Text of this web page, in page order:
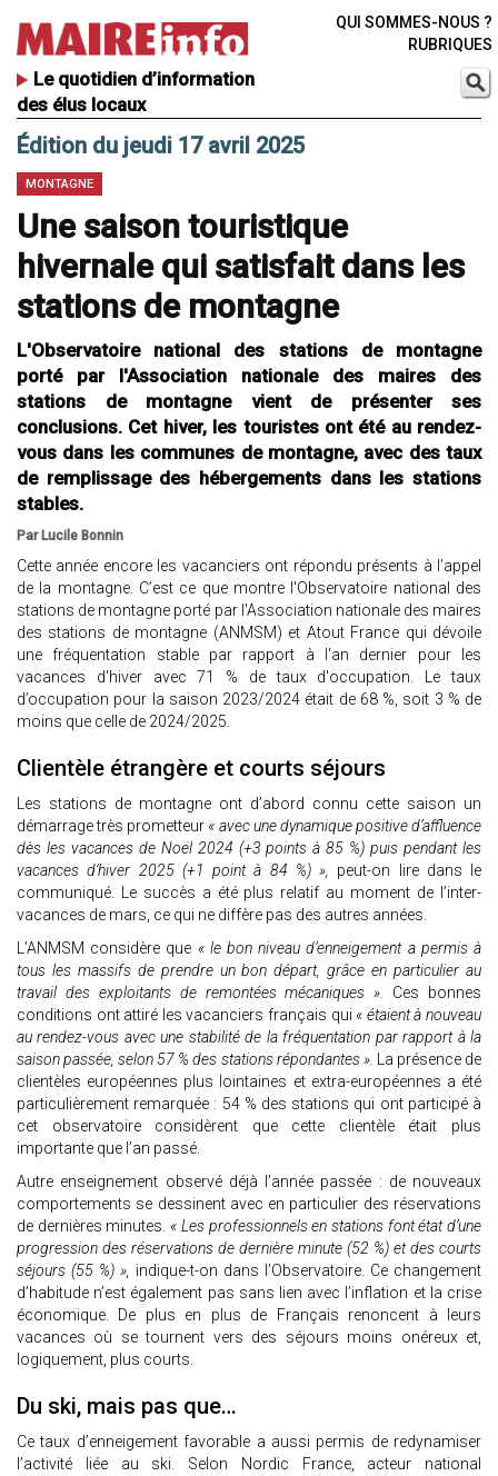
Le quotidien d’information
des élus locaux
QUI SOMMES-NOUS ?
RUBRIQUES
Édition du jeudi 17 avril 2025
MONTAGNE
Une saison touristique
hivernale qui satisfait dans les
stations de montagne
L'Observatoire national des stations de montagne
porté par l'Association nationale des maires des
stations de montagne vient de présenter ses
conclusions. Cet hiver, les touristes ont été au rendez-
vous dans les communes de montagne, avec des taux
de remplissage des hébergements dans les stations
stables.
Par Lucile Bonnin
Cette année encore les vacanciers ont répondu présents à l’appel
de la montagne. C’est ce que montre l'Observatoire national des
stations de montagne porté par l'Association nationale des maires
des stations de montagne (ANMSM) et Atout France qui dévoile
une fréquentation stable par rapport à l'an dernier pour les
vacances d'hiver avec 71 % de taux d'occupation. Le taux
d’occupation pour la saison 2023/2024 était de 68 %, soit 3 % de
moins que celle de 2024/2025.
Clientèle étrangère et courts séjours
Les stations de montagne ont d’abord connu cette saison un
démarrage très prometteur « avec une dynamique positive d’affluence
dès les vacances de Noël 2024 (+3 points à 85 %) puis pendant les
vacances d’hiver 2025 (+1 point à 84 %) », peut-on lire dans le
communiqué. Le succès a été plus relatif au moment de l’inter-
vacances de mars, ce qui ne diffère pas des autres années.
L’ANMSM considère que « le bon niveau d’enneigement a permis à
tous les massifs de prendre un bon départ, grâce en particulier au
travail des exploitants de remontées mécaniques ». Ces bonnes
conditions ont attiré les vacanciers français qui « étaient à nouveau
au rendez-vous avec une stabilité de la fréquentation par rapport à la
saison passée, selon 57 % des stations répondantes ». La présence de
clientèles européennes plus lointaines et extra-européennes a été
particulièrement remarquée : 54 % des stations qui ont participé à
cet observatoire considèrent que cette clientèle était plus
importante que l’an passé.
Autre enseignement observé déjà l’année passée : de nouveaux
comportements se dessinent avec en particulier des réservations
de dernières minutes. « Les professionnels en stations font état d’une
progression des réservations de dernière minute (52 %) et des courts
séjours (55 %) », indique-t-on dans l’Observatoire. Ce changement
d’habitude n’est également pas sans lien avec l’inflation et la crise
économique. De plus en plus de Français renoncent à leurs
vacances où se tournent vers des séjours moins onéreux et,
logiquement, plus courts.
Du ski, mais pas que…
Ce taux d’enneigement favorable a aussi permis de redynamiser
l’activité liée au ski. Selon Nordic France, acteur national